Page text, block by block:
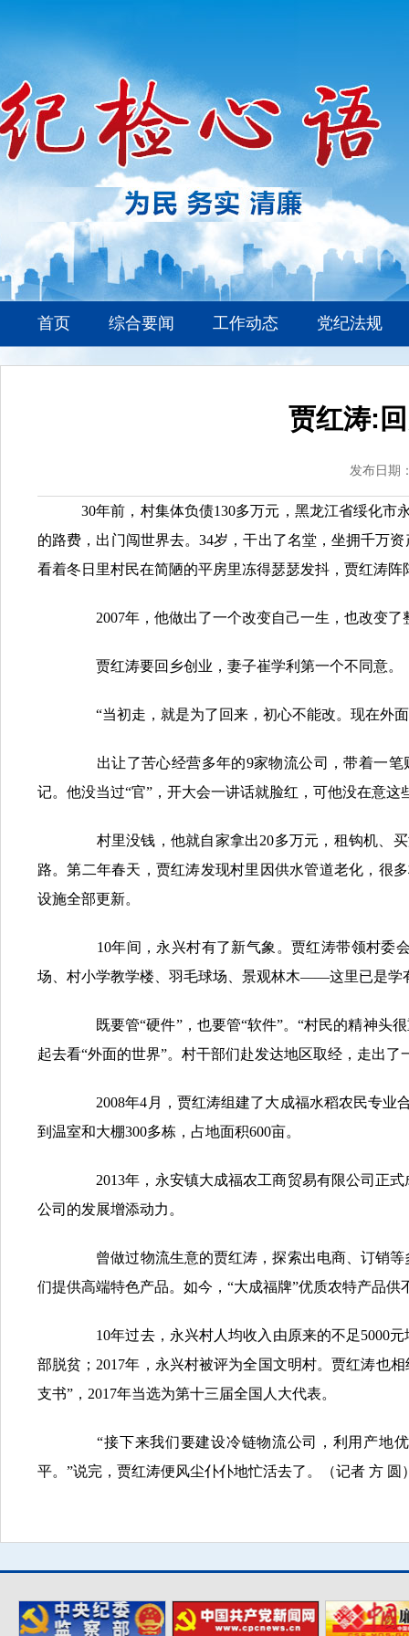
首页 综合要闻 工作动态 党纪法规
贾红涛:
发布日期
30年前，村集体负债130多万元，黑龙江省绥化市
的路费，出门闯世界去。34岁，干出了名堂，坐拥千万
看着冬日里村民在简陋的平房里冻得瑟瑟发抖，贾红涛阵
2007年，他做出了一个改变自己一生，也改变了
贾红涛要回乡创业，妻子崔学利第一个不同意。
“当初走，就是为了回来，初心不能改。现在外面
出让了苦心经营多年的9家物流公司，带着一笔
记。他没当过“官”，开大会一讲话就脸红，可他没在意这
村里没钱，他就自家拿出20多万元，租钩机、买
路。第二年春天，贾红涛发现村里因供水管道老化，很
设施全部更新。
10年间，永兴村有了新气象。贾红涛带领村委会
场、村小学教学楼、羽毛球场、景观林木——这里已是学
既要管“硬件”，也要管“软件”。“村民的精神头很
起去看“外面的世界”。村干部们赴发达地区取经，走出
2008年4月，贾红涛组建了大成福水稻农民专业
到温室和大棚300多栋，占地面积600亩。
2013年，永安镇大成福农工商贸易有限公司正式
公司的发展增添动力。
曾做过物流生意的贾红涛，探索出电商、订销等
们提供高端特色产品。如今，“大成福牌”优质农特产品
10年过去，永兴村人均收入由原来的不足5000元
部脱贫；2017年，永兴村被评为全国文明村。贾红涛也
支书”，2017年当选为第十三届全国人大代表。
“接下来我们要建设冷链物流公司，利用产地优
平。”说完，贾红涛便风尘仆仆地忙活去了。（记者 方 圆